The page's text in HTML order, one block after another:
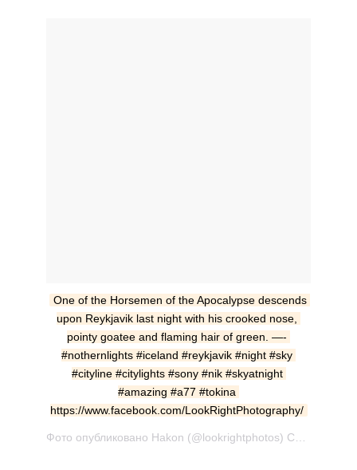
One of the Horsemen of the Apocalypse descends
upon Reykjavik last night with his crooked nose,
pointy goatee and flaming hair of green. —-
#nothernlights #iceland #reykjavik #night #sky
#cityline #citylights #sony #nik #skyatnight
#amazing #a77 #tokina
https://www.facebook.com/LookRightPhotography/